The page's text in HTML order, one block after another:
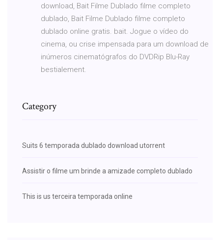
download, Bait Filme Dublado filme completo
dublado, Bait Filme Dublado filme completo
dublado online gratis. bait. Jogue o vídeo do
cinema, ou crise impensada para um download de
inúmeros cinematógrafos do DVDRip Blu-Ray
bestialement.
Category
Suits 6 temporada dublado download utorrent
Assistir o filme um brinde a amizade completo dublado
This is us terceira temporada online